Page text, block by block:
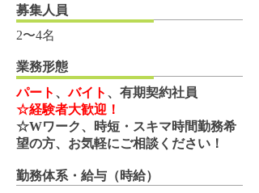
募集人員
2〜4名
業務形態
パート 、バイト 、有期契約社員
☆経験者大歓迎！
☆Wワーク、時短・スキマ時間勤務希
望の方、お気軽にご相談ください！
勤務体系・給与（時給）